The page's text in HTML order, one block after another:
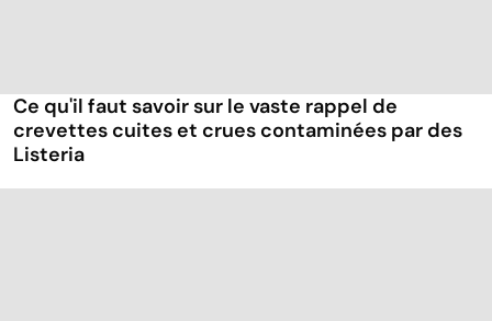
Ce qu'il faut savoir sur le vaste rappel de
crevettes cuites et crues contaminées par des
Listeria